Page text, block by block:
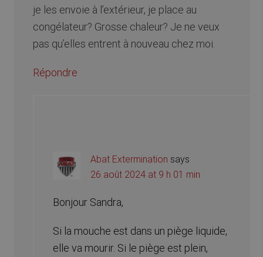
je les envoie à l’extérieur, je place au
congélateur? Grosse chaleur? Je ne veux
pas qu’elles entrent à nouveau chez moi.
Répondre
Abat Extermination says
26 août 2024 at 9 h 01 min
Bonjour Sandra,
Si la mouche est dans un piège liquide,
elle va mourir. Si le piège est plein,